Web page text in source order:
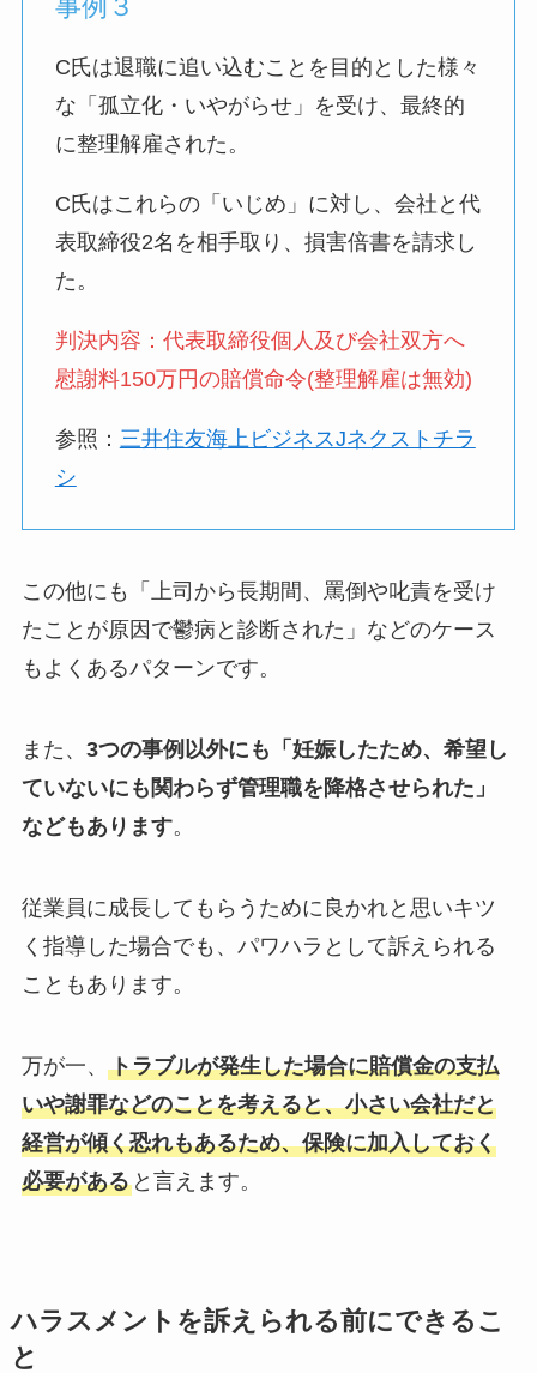
事例３
C氏は退職に追い込むことを目的とした様々
な「孤立化・いやがらせ」を受け、最終的
に整理解雇された。
C氏はこれらの「いじめ」に対し、会社と代
表取締役2名を相手取り、損害倍書を請求し
た。
判決内容：代表取締役個人及び会社双方へ
慰謝料150万円の賠償命令(整理解雇は無効)
参照： 三井住友海上ビジネスJネクストチラ
シ
この他にも「上司から長期間、罵倒や叱責を受け
たことが原因で鬱病と診断された」などのケース
もよくあるパターンです。
また、 3つの事例以外にも「妊娠したため、希望し
ていないにも関わらず管理職を降格させられた」
などもあります。
従業員に成長してもらうために良かれと思いキツ
く指導した場合でも、パワハラとして訴えられる
こともあります。
万が一、 トラブルが発生した場合に賠償金の支払
いや謝罪などのことを考えると、小さい会社だと
経営が傾く恐れもあるため、保険に加入しておく
必要があると言えます。
ハラスメントを訴えられる前にできるこ
と